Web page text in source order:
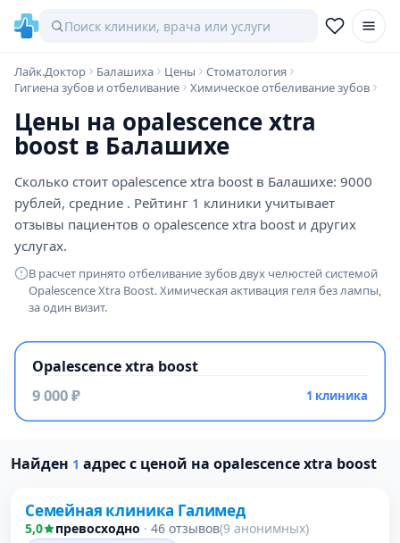
Лайк.Доктор Балашиха Цены
Стоматология
Гигиена зубов и отбеливание
Химическое отбеливание зубов
Цены на opalescence xtra
boost в Балашихе
Сколько стоит opalescence xtra boost в Балашихе: 9000
рублей, средние . Рейтинг 1 клиники учитывает
отзывы пациентов о opalescence xtra boost и других
услугах.
В расчет принято отбеливание зубов двух челюстей системой
Opalescence Xtra Boost. Химическая активация геля без лампы,
за один визит.
Opalescence xtra boost
9 000 ₽ 1 клиника
Найден 1 адрес с ценой на opalescence xtra boost
Проверено давно
Семейная клиника Галимед
5,0 превосходно · 46 отзывов(9 анонимных)